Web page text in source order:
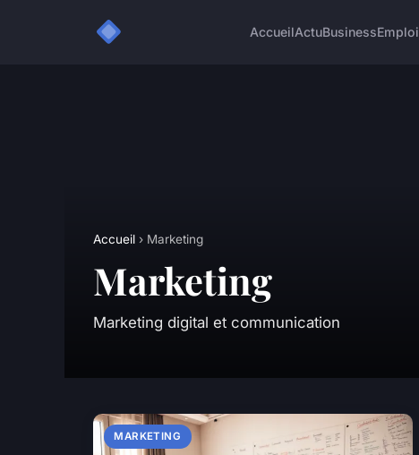
AccueilActuBusinessEmploi
Accueil › Marketing
Marketing
Marketing digital et communication
MARKETING